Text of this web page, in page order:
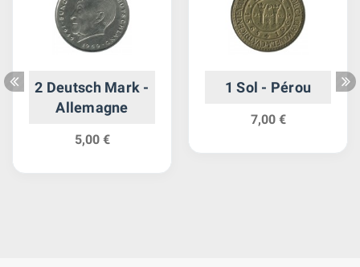
2 Deutsch Mark -
Allemagne
5,00 €
1 Sol - Pérou
7,00 €